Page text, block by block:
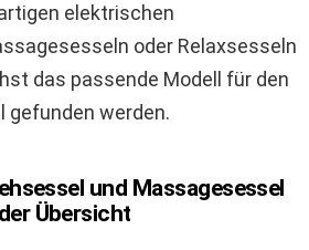
elektrischen
oder Relaxsesseln
das passende Modell für den
gefunden werden.
und Massagesessel
Übersicht